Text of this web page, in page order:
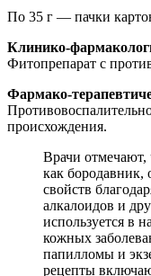
По 35 г — пачки
Клинико-
Фитопрепарат с
Фармако-
происхождения.
Врачи отмечают,
как бородавник,
свойств
алкалоидов и
используется в
кожных
папилломы и
рецепты